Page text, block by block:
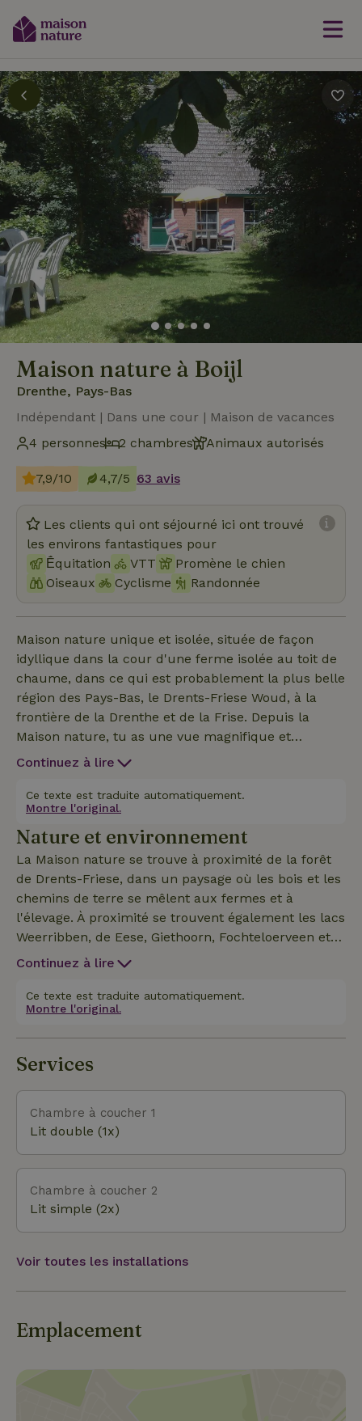
Maison nature à Boijl
Drenthe, Pays-Bas
Indépendant | Dans une cour | Maison de vacances
4 personnes
2 chambres Animaux autorisés
7,9/10 4,7/5 63 avis
Les clients qui ont séjourné ici ont trouvé
les environs fantastiques pour
Ḗquitation
VTT
Promène le chien
Oiseaux
Cyclisme Randonnée
Maison nature unique et isolée, située de façon
idyllique dans la cour d'une ferme isolée au toit de
chaume, dans ce qui est probablement la plus belle
région des Pays-Bas, le Drents-Friese Woud, à la
frontière de la Drenthe et de la Frise. Depuis la
Maison nature, tu as une vue magnifique et
dégagée sur la forêt et la prairie, et tu peux voir des
nature a sa propre place de parking, son entrée et
son jardin clos avec beaucoup d'intimité et une
connexion internet fixe et rapide par fibre optique !
En été, le chalet est agréable et frais et en hiver, il
est confortablement chaud !
Continuez à lire
Ce texte est traduite automatiquement.
Montre l'original.
Nature et environnement
La Maison nature se trouve à proximité de la forêt
de Drents-Friese, dans un paysage où les bois et les
chemins de terre se mêlent aux fermes et à
l'élevage. À proximité se trouvent également les lacs
Weerribben, de Eese, Giethoorn, Fochteloerveen et
les lacs frisons. Une belle région de promenades et
naturelles, comme le lac Canada et le lac Bleu à
l'eau azurée ! !!.
Continuez à lire
Ce texte est traduite automatiquement.
Montre l'original.
Services
Chambre à coucher 1
Lit double (1x)
Chambre à coucher 2
Lit simple (2x)
Voir toutes les installations
Emplacement